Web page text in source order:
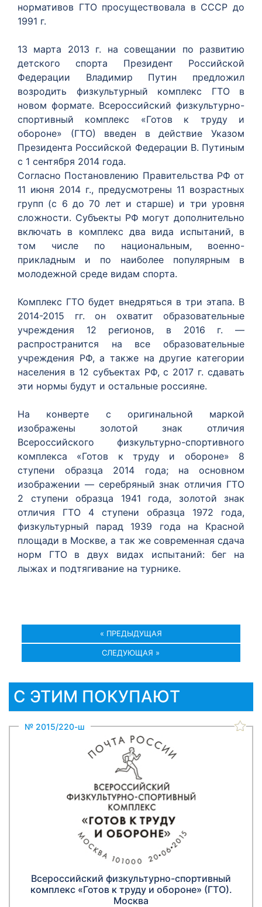
нормативов ГТО просуществовала в СССР до
1991 г.
13 марта 2013 г. на совещании по развитию
детского спорта Президент Российской
Федерации Владимир Путин предложил
возродить физкультурный комплекс ГТО в
новом формате. Всероссийский физкультурно-
спортивный комплекс «Готов к труду и
обороне» (ГТО) введен в действие Указом
Президента Российской Федерации В. Путиным
с 1 сентября 2014 года.
Согласно Постановлению Правительства РФ от
11 июня 2014 г., предусмотрены 11 возрастных
групп (с 6 до 70 лет и старше) и три уровня
сложности. Субъекты РФ могут дополнительно
включать в комплекс два вида испытаний, в
том числе по национальным, военно-
прикладным и по наиболее популярным в
молодежной среде видам спорта.
Комплекс ГТО будет внедряться в три этапа. В
2014-2015 гг. он охватит образовательные
учреждения 12 регионов, в 2016 г. —
распространится на все образовательные
учреждения РФ, а также на другие категории
населения в 12 субъектах РФ, с 2017 г. сдавать
эти нормы будут и остальные россияне.
На конверте с оригинальной маркой
изображены золотой знак отличия
Всероссийского физкультурно-спортивного
комплекса «Готов к труду и обороне» 8
ступени образца 2014 года; на основном
изображении — серебряный знак отличия ГТО
2 ступени образца 1941 года, золотой знак
отличия ГТО 4 ступени образца 1972 года,
физкультурный парад 1939 года на Красной
площади в Москве, а так же современная сдача
норм ГТО в двух видах испытаний: бег на
лыжах и подтягивание на турнике.
« ПРЕДЫДУЩАЯ
СЛЕДУЮЩАЯ »
С ЭТИМ ПОКУПАЮТ
№ 2015/220-ш
Всероссийский физкультурно-спортивный
комплекс «Готов к труду и обороне» (ГТО).
Москва